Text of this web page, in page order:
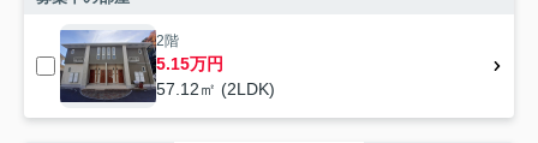
2階
5.15万円
57.12㎡ (2LDK)